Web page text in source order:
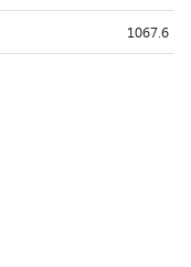
1067.6